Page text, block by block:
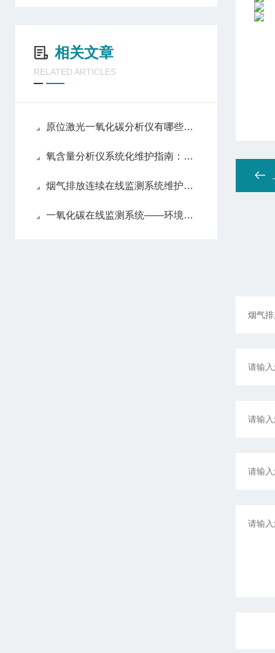
相关文章
RELATED ARTICLES
原位激光一氧化碳分析仪有哪些亮眼的功能特色呢？
氧含量分析仪系统化维护指南：日常保养解析
烟气排放连续在线监测系统维护方法
一氧化碳在线监测系统——环境监测的智能守护者